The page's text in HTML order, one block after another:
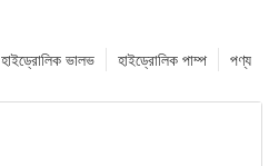
পণ্য
হাইড্রোলিক পাম্প
হাইড্রোলিক ভালভ